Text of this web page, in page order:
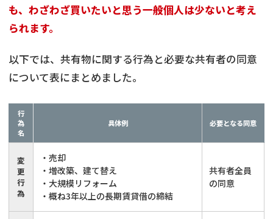
も、わざわざ買いたいと思う一般個人は少ないと考え
られます。
以下では、共有物に関する行為と必要な共有者の同意
について表にまとめました。
行
為
名
具体例 必要となる同意
変
更
行
為
・売却
・増改築、建て替え
・大規模リフォーム
・概ね3年以上の長期賃貸借の締結
共有者全員
の同意